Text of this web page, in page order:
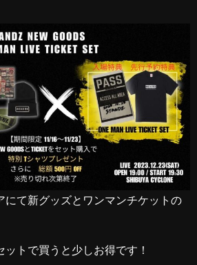
にて新グッズとワンマンチケットの
トで買うと少しお得です！